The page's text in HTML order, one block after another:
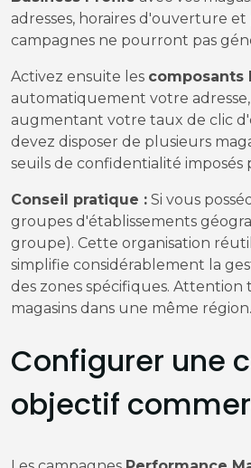
adresses, horaires d'ouverture
campagnes ne pourront pas
Activez ensuite les composants
automatiquement votre
augmentant votre taux de clic
devez disposer de plusieurs
seuils de confidentialité imposés
Conseil pratique : Si vous
groupes d'établissements
groupe). Cette organisation
simplifie considérablement la
des zones spécifiques.
magasins dans une même région.
Configurer une
objectif